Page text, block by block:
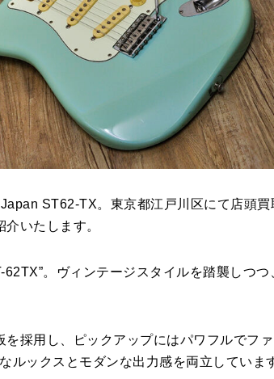
ST62-TX。東京都江戸川区にて店頭買
いたします。
。ヴィンテージスタイルを踏襲しつつ
採用し、ピックアップにはパワフルでフ
ックスとモダンな出力感を両立していま